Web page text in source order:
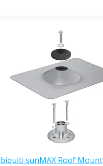
sunMAX Roof Mount